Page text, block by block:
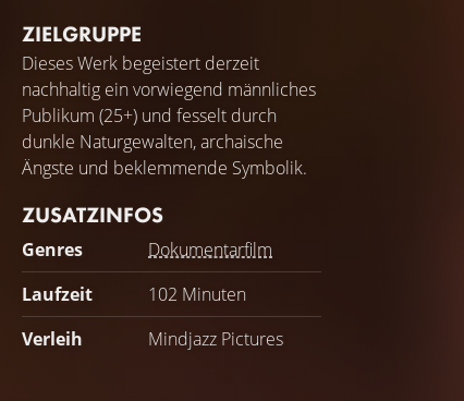
ZIELGRUPPE
Dieses Werk begeistert derzeit
nachhaltig ein vorwiegend männliches
Publikum (25+) und fesselt durch
dunkle Naturgewalten, archaische
Ängste und beklemmende Symbolik.
ZUSATZINFOS
Genres
Dokumentarfilm
Laufzeit
102 Minuten
Verleih
Mindjazz Pictures